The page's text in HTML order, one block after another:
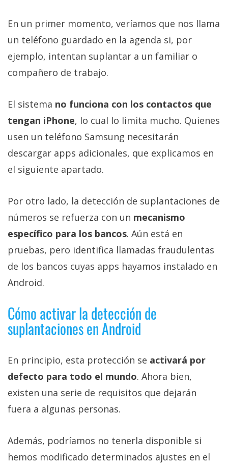
En un primer momento, veríamos que nos llama
un teléfono guardado en la agenda si, por
ejemplo, intentan suplantar a un familiar o
compañero de trabajo.
El sistema no funciona con los contactos que
tengan iPhone, lo cual lo limita mucho. Quienes
usen un teléfono Samsung necesitarán
descargar apps adicionales, que explicamos en
el siguiente apartado.
Por otro lado, la detección de suplantaciones de
números se refuerza con un mecanismo
específico para los bancos. Aún está en
pruebas, pero identifica llamadas fraudulentas
de los bancos cuyas apps hayamos instalado en
Android.
Cómo activar la detección de
suplantaciones en Android
En principio, esta protección se activará por
defecto para todo el mundo. Ahora bien,
existen una serie de requisitos que dejarán
fuera a algunas personas.
Además, podríamos no tenerla disponible si
hemos modificado determinados ajustes en el